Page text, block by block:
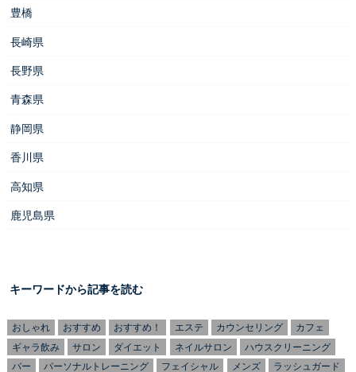
豊橋
長崎県
長野県
青森県
静岡県
香川県
高知県
鹿児島県
キーワードから記事を読む
おしゃれ おすすめ おすすめ！ エステ カウンセリング
カフェ
ギャラ飲み
サロン ダイエット ネイルサロン
ハウスクリーニング
バー
パーソナルトレーニング フェイシャル メンズ ラッシュガード